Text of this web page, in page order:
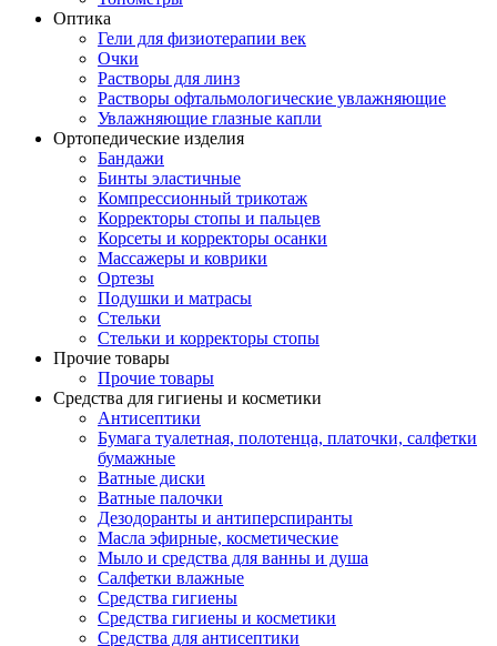
Оптика
Гели для физиотерапии век
Очки
Растворы для линз
Растворы офтальмологические увлажняющие
Увлажняющие глазные капли
Ортопедические изделия
Бандажи
Бинты эластичные
Компрессионный трикотаж
Корректоры стопы и пальцев
Корсеты и корректоры осанки
Массажеры и коврики
Ортезы
Подушки и матрасы
Стельки
Стельки и корректоры стопы
Прочие товары
Прочие товары
Средства для гигиены и косметики
Антисептики
Бумага туалетная, полотенца, платочки, салфетки
бумажные
Ватные диски
Ватные палочки
Дезодоранты и антиперспиранты
Масла эфирные, косметические
Мыло и средства для ванны и душа
Салфетки влажные
Средства гигиены
Средства гигиены и косметики
Средства для антисептики